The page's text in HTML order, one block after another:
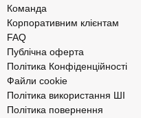
Команда
Корпоративним клієнтам
FAQ
Публічна оферта
Політика Конфіденційності
Файли cookie
Політика використання ШІ
Політика повернення